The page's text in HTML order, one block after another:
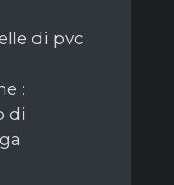
di pvc
:
di